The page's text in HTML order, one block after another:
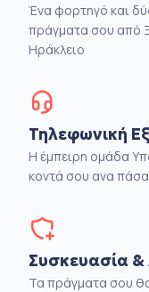
Ένα φορτηγό και
πράγματα σου από
Ηράκλειο
Τηλεφωνική
Η έμπειρη ομάδα
κοντά σου ανα πάσα
Συσκευασία
Τα πράγματα σου